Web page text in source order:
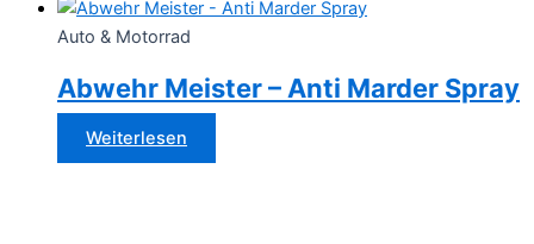
Auto & Motorrad
Abwehr Meister – Anti Marder Spray
Weiterlesen